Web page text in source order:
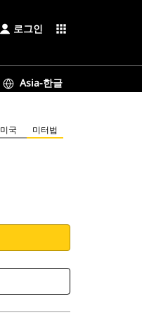
로그인 apps
Asia-한글
미국 미터법